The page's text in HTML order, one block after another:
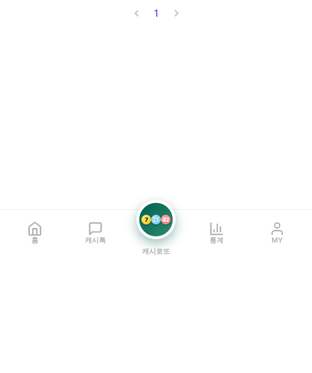
1
홈 캐시톡
7 21 42
캐시로또
통계 MY